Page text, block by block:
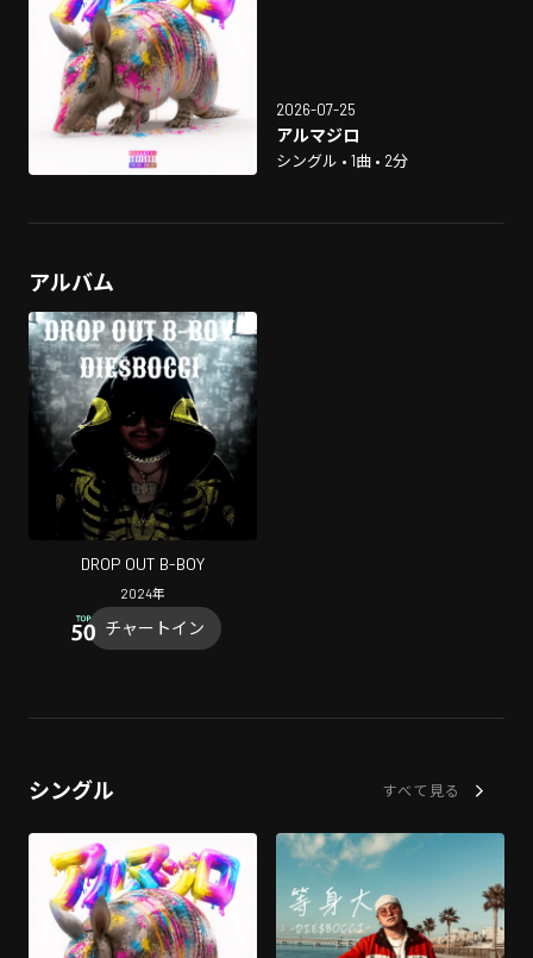
2026-07-25
アルマジロ
シングル • 1曲 • 2分
アルバム
DROP OUT B-BOY
2024年
チャートイン
シングル すべて見る